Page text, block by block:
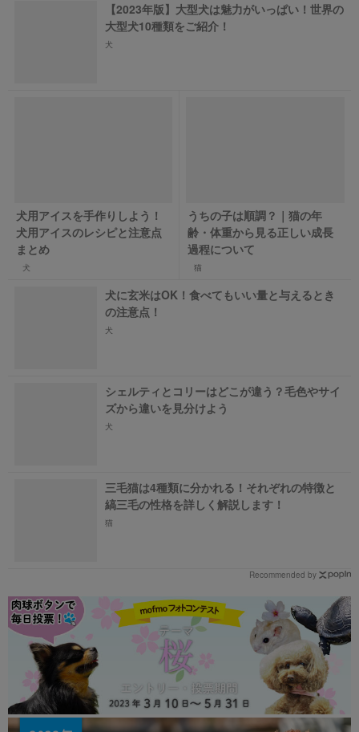
【2023年版】大型犬は魅力がいっぱい！世界の
大型犬10種類をご紹介！
犬
犬用アイスを手作りしよう！
犬用アイスのレシピと注意点
まとめ
犬
うちの子は順調？｜猫の年
齢・体重から見る正しい成長
過程について
猫
犬に玄米はOK！食べてもいい量と与えるとき
の注意点！
犬
シェルティとコリーはどこが違う？毛色やサイ
ズから違いを見分けよう
犬
三毛猫は4種類に分かれる！それぞれの特徴と
縞三毛の性格を詳しく解説します！
猫
Recommended by